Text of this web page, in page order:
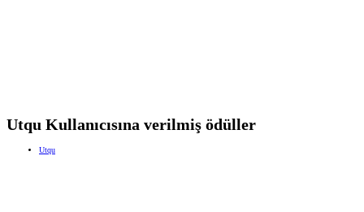
Utqu Kullanıcısına verilmiş ödüller
Utqu